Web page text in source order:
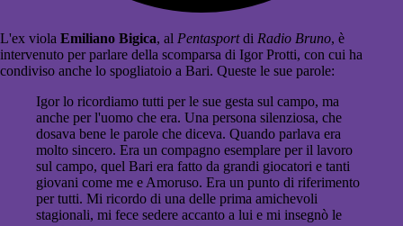
L'ex viola Emiliano Bigica, al Pentasportdi Radio Bruno, è
intervenuto per parlare della scomparsa di Igor Protti, con cui ha
condiviso anche lo spogliatoio a Bari. Queste le sue parole:
Igor lo ricordiamo tutti per le sue gesta sul campo, ma
anche per l'uomo che era. Una persona silenziosa, che
dosava bene le parole che diceva. Quando parlava era
molto sincero. Era un compagno esemplare per il lavoro
sul campo, quel Bari era fatto da grandi giocatori e tanti
giovani come me e Amoruso. Era un punto di riferimento
per tutti. Mi ricordo di una delle prima amichevoli
stagionali, mi fece sedere accanto a lui e mi insegnò le